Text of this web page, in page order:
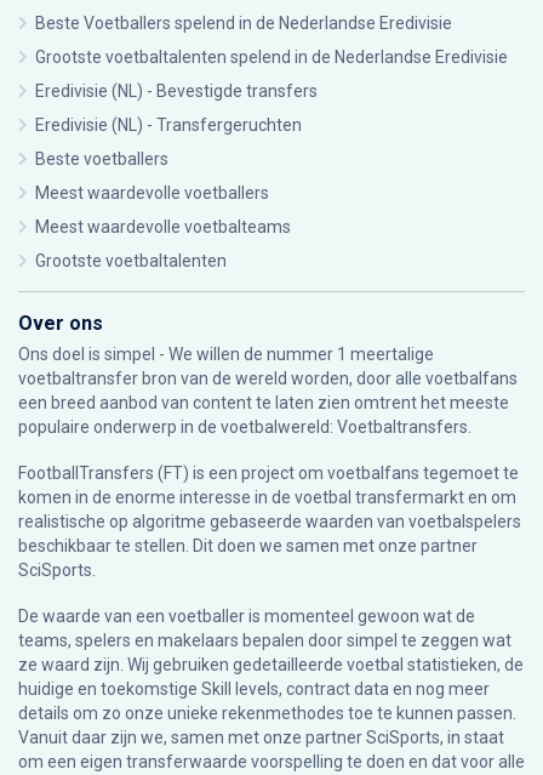
Beste Voetballers spelend in de Nederlandse Eredivisie
Grootste voetbaltalenten spelend in de Nederlandse Eredivisie
Eredivisie (NL) - Bevestigde transfers
Eredivisie (NL) - Transfergeruchten
Beste voetballers
Meest waardevolle voetballers
Meest waardevolle voetbalteams
Grootste voetbaltalenten
Over ons
Ons doel is simpel - We willen de nummer 1 meertalige
voetbaltransfer bron van de wereld worden, door alle voetbalfans
een breed aanbod van content te laten zien omtrent het meeste
populaire onderwerp in de voetbalwereld: Voetbaltransfers.
FootballTransfers (FT) is een project om voetbalfans tegemoet te
komen in de enorme interesse in de voetbal transfermarkt en om
realistische op algoritme gebaseerde waarden van voetbalspelers
beschikbaar te stellen. Dit doen we samen met onze partner
SciSports
De waarde van een voetballer is momenteel gewoon wat de
teams, spelers en makelaars bepalen door simpel te zeggen wat
ze waard zijn. Wij gebruiken gedetailleerde voetbal statistieken, de
huidige en toekomstige Skill levels, contract data en nog meer
details om zo onze unieke rekenmethodes toe te kunnen passen.
Vanuit daar zijn we, samen met onze partner SciSports, in staat
om een eigen transferwaarde voorspelling te doen en dat voor alle